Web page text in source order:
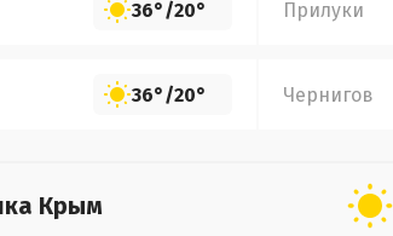
36°/20° Прилуки
36°/20° Чернигов
Крым